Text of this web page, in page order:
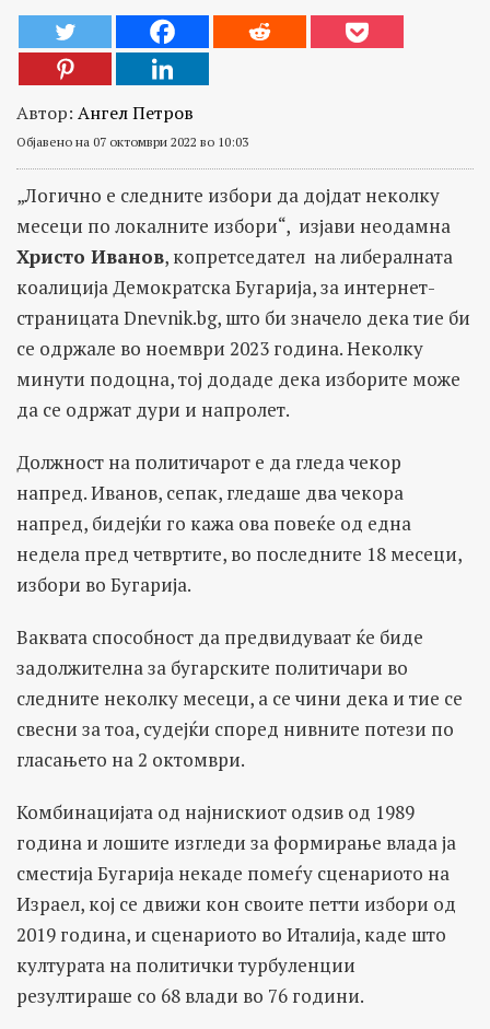
Автор: Ангел Петров
Објавено на 07 октомври 2022 во 10:03
„Логично е следните избори да дојдат неколку
месеци по локалните избори“, изјави неодамна
Христо Иванов, копретседател на либералната
коалиција Демократска Бугарија, за интернет-
страницата Dnevnik.bg, што би значело дека тие би
се одржале во ноември 2023 година. Неколку
минути подоцна, тој додаде дека изборите може
да се одржат дури и напролет.
Должност на политичарот е да гледа чекор
напред. Иванов, сепак, гледаше два чекора
напред, бидејќи го кажа ова повеќе од една
недела пред четвртите, во последните 18 месеци,
избори во Бугарија.
Ваквата способност да предвидуваат ќе биде
задолжителна за бугарските политичари во
следните неколку месеци, а се чини дека и тие се
свесни за тоа, судејќи според нивните потези по
гласањето на 2 октомври.
Комбинацијата од најнискиот одѕив од 1989
година и лошите изгледи за формирање влада ја
сместија Бугарија некаде помеѓу сценариото на
Израел, кој се движи кон своите петти избори од
2019 година, и сценариото во Италија, каде што
културата на политички турбуленции
резултираше со 68 влади во 76 години.